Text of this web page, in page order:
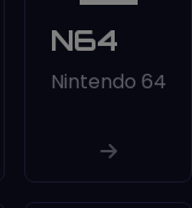
N64
Nintendo 64